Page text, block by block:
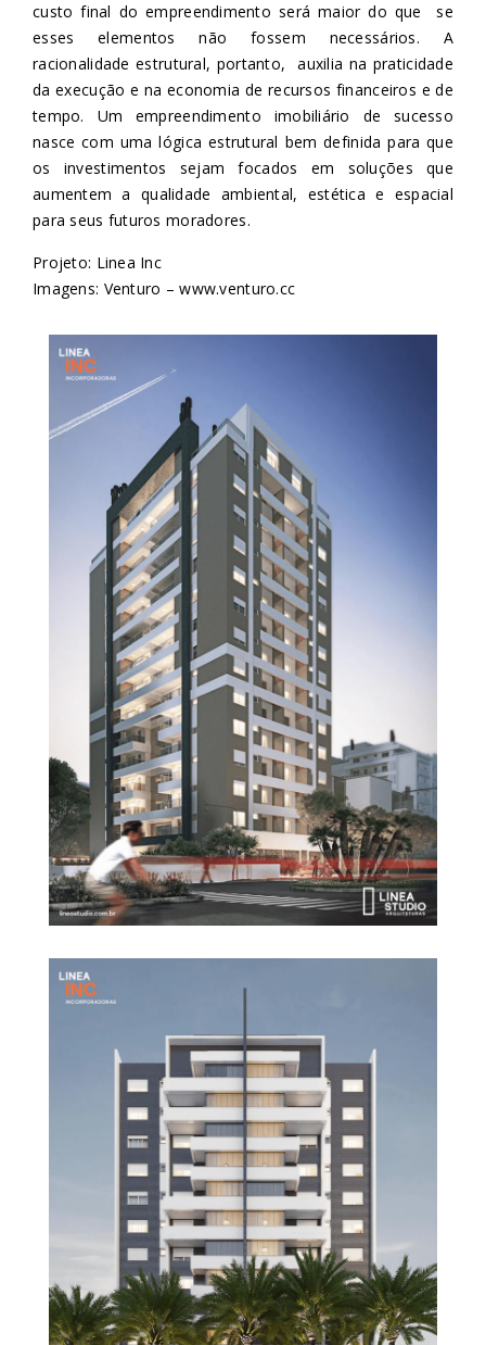
custo final do empreendimento será maior do que se
esses elementos não fossem necessários. A
racionalidade estrutural, portanto, auxilia na praticidade
da execução e na economia de recursos financeiros e de
tempo. Um empreendimento imobiliário de sucesso
nasce com uma lógica estrutural bem definida para que
os investimentos sejam focados em soluções que
aumentem a qualidade ambiental, estética e espacial
para seus futuros moradores.
Projeto: Linea Inc
Imagens: Venturo –www.venturo.cc